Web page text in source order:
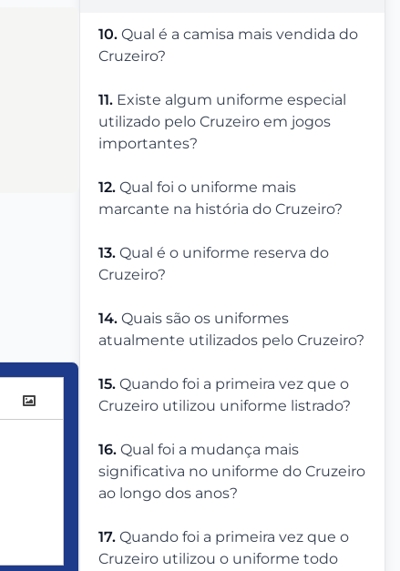
10. Qual é a camisa mais vendida do
Cruzeiro?
11. Existe algum uniforme especial
utilizado pelo Cruzeiro em jogos
importantes?
12. Qual foi o uniforme mais
marcante na história do Cruzeiro?
13. Qual é o uniforme reserva do
Cruzeiro?
14. Quais são os uniformes
atualmente utilizados pelo Cruzeiro?
15. Quando foi a primeira vez que o
Cruzeiro utilizou uniforme listrado?
16. Qual foi a mudança mais
significativa no uniforme do Cruzeiro
ao longo dos anos?
17. Quando foi a primeira vez que o
Cruzeiro utilizou o uniforme todo